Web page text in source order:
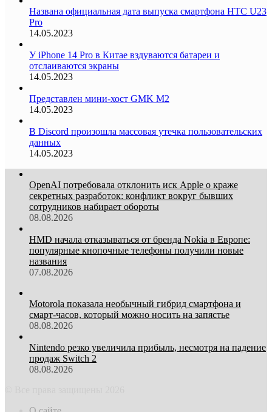
Названа официальная дата выпуска смартфона HTC U23
Pro
14.05.2023
У iPhone 14 Pro в Китае вздуваются батареи и
отслаиваются экраны
14.05.2023
Представлен мини-хост GMK M2
14.05.2023
В Discord произошла массовая утечка пользовательских
данных
14.05.2023
OpenAI потребовала отклонить иск Apple о краже
секретных разработок: конфликт вокруг бывших
сотрудников набирает обороты
08.08.2026
HMD начала отказываться от бренда Nokia в Европе:
популярные кнопочные телефоны получили новые
названия
07.08.2026
Motorola показала необычный гибрид смартфона и
смарт-часов, который можно носить на запястье
08.08.2026
Nintendo резко увеличила прибыль, несмотря на падение
продаж Switch 2
08.08.2026